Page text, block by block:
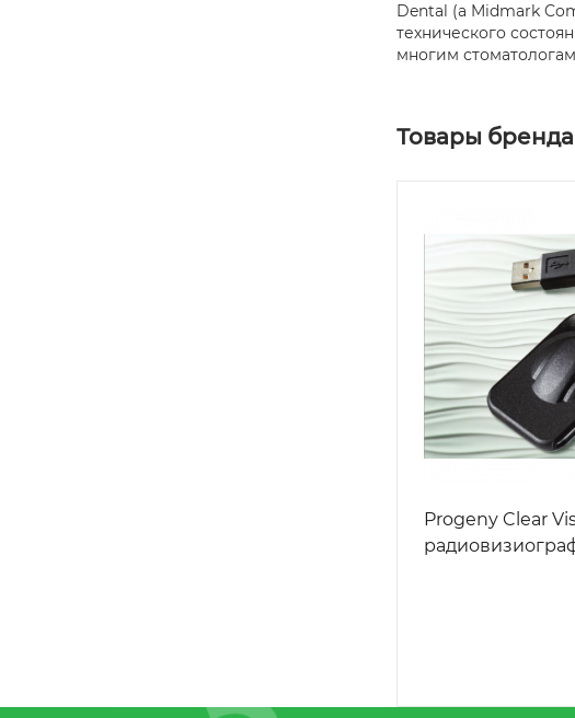
Dental (a Midmark
технического
многим
Товары бренда
Progeny Clear